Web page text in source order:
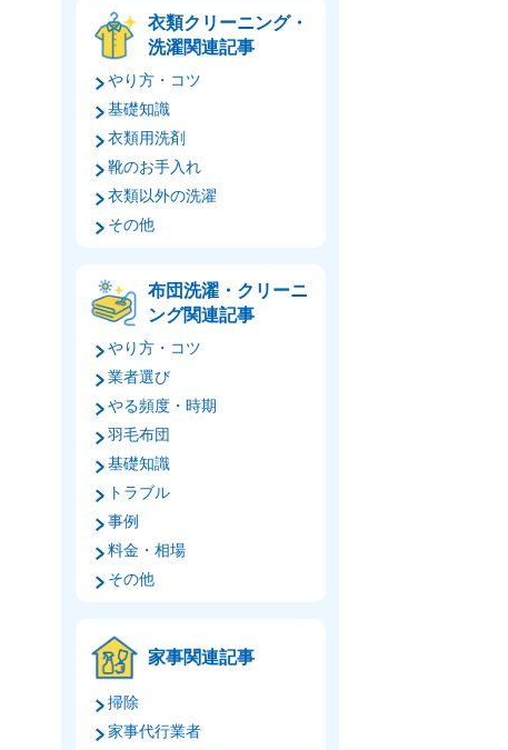
衣類クリーニング・
洗濯関連記事
やり方・コツ
基礎知識
衣類用洗剤
靴のお手入れ
衣類以外の洗濯
その他
布団洗濯・クリーニ
ング関連記事
やり方・コツ
業者選び
やる頻度・時期
羽毛布団
基礎知識
トラブル
事例
料金・相場
その他
家事関連記事
掃除
家事代行業者